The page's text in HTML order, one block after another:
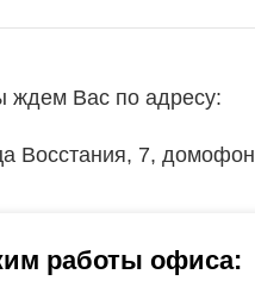
ждем Вас по адресу:
Восстания, 7,
работы офиса: